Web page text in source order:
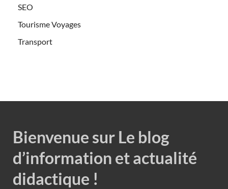
SEO
Tourisme Voyages
Transport
Bienvenue sur Le blog
d’information et actualité
didactique !